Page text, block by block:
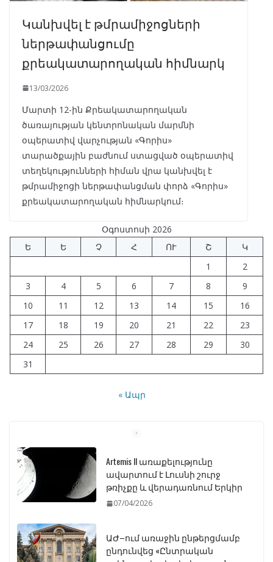
Կանխվել է թմրամիջոցների
ներթափանցումը
քրեակատարողական հիմնարկ
13/03/2026
Մարտի 12-ին Քրեակատարողական
ծառայության կենտրոնական մարմնի
օպերատիվ վարչության «Գորիս»
տարածքային բաժնում ստացված օպերատիվ
տեղեկությունների հիման վրա կանխվել է
թմրամիջոցի ներթափանցման փորձ «Գորիս»
քրեակատարողական հիմնարկում։
Օգոստոսի 2026
Ե
Ե Չ Հ ՈՒ Շ
Կ
1
2
3
4 5 6 7 8
9
10
11 12 13 14 15
16
17
18 19 20 21 22
23
24
25 26 27 28 29
30
31
« Ապր
Artemis II առաքելությունը
ավարտում է Լուսնի շուրջ
թռիչքը և վերադառնում Երկիր
07/04/2026
ԱԺ–ում առաջին ընթերցմամբ
ընդունվեց «Ընտրական